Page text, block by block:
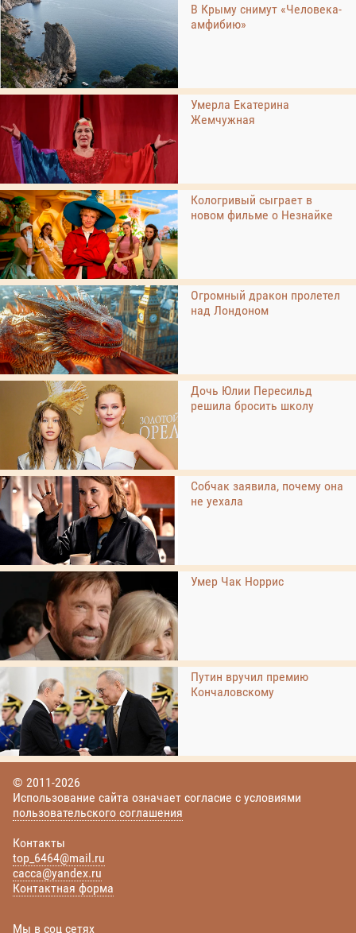
В Крыму снимут «Человека-
амфибию»
Умерла Екатерина
Жемчужная
Кологривый сыграет в
новом фильме о Незнайке
Огромный дракон пролетел
над Лондоном
Дочь Юлии Пересильд
решила бросить школу
Собчак заявила, почему она
не уехала
Умер Чак Норрис
Путин вручил премию
Кончаловскому
© 2011-2026
Использование сайта означает согласие с условиями
пользовательского соглашения
Контакты
top_6464@mail.ru
cacca@yandex.ru
Контактная форма
Мы в соц сетях